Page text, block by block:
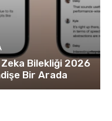
Zeka Bilekliği 2026
Bir Arada